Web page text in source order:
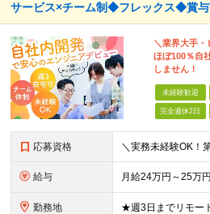
サービス×チーム制◆フレックス◆賞与
＼業界大手
ほぼ100％自
しません！
未経験歓迎
完全週休2日
応募資格
給与
勤務地